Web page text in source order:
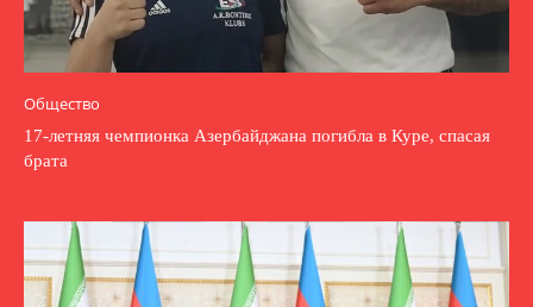
Общество
17-летняя чемпионка Азербайджана погибла в Куре, спасая
брата